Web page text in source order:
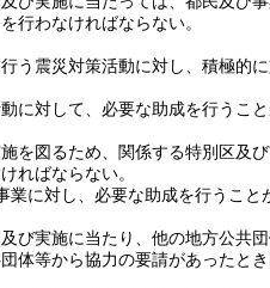
行わなければならない。
う震災対策活動に対し、積極的
に対して、必要な助成を行うこと
を図るため、関係する特別区及
ればならない。
に対し、必要な助成を行うこと
び実施に当たり、他の地方公共
体等から協力の要請があったと